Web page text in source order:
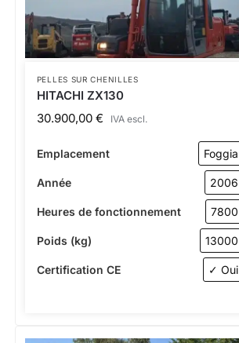
PELLES SUR CHENILLES
HITACHI ZX130
30.900,00 € IVA escl.
Emplacement Foggia
Année 2006
Heures de fonctionnement 7800
Poids (kg) 13000
Certification CE ✓ Oui